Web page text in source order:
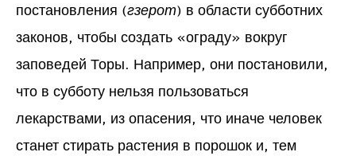
постановления (гзерот) в области субботних
законов, чтобы создать «ограду» вокруг
заповедей Торы. Например, они постановили,
что в субботу нельзя пользоваться
лекарствами, из опасения, что иначе человек
станет стирать растения в порошок и, тем